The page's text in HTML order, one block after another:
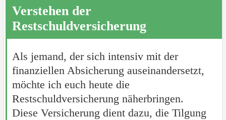
Verstehen der
Restschuldversicherung
Als jemand, der sich intensiv mit der
finanziellen Absicherung auseinandersetzt,
möchte ich euch heute die
Restschuldversicherung näherbringen.
Diese Versicherung dient dazu, die Tilgung